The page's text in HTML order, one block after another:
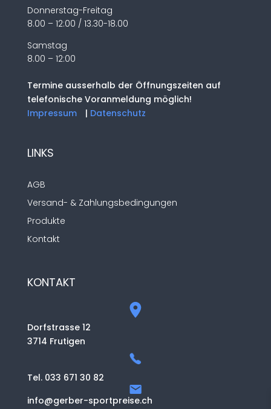
Donnerstag-Freitag
8.00 – 12:00 / 13.30-18.00
Samstag
8.00 – 12:00
Termine ausserhalb der Öffnungszeiten auf
telefonische Voranmeldung möglich!
Impressum
| Datenschutz
LINKS
AGB
Versand- & Zahlungsbedingungen
Produkte
Kontakt
KONTAKT
Dorfstrasse 12
3714 Frutigen
Tel. 033 671 30 82
info@gerber-sportpreise.ch